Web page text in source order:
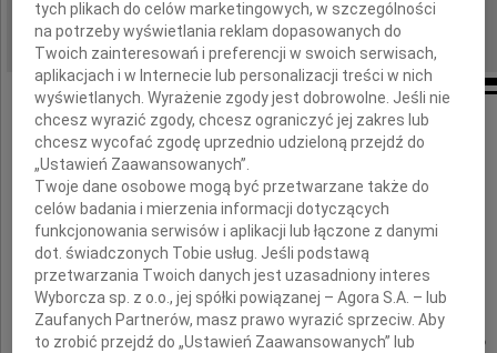
DATA EMISJI: 17.08.2016
Z głębokim smutkiem i żalem
przyjęliśmy wiadomość o śmierci
Piotra Jani
Wojewody Zachodniopomorskiego
Zawsze stającego w obronie interesów całego
tych plikach do celów marketingowych, w szczególności
na potrzeby wyświetlania reklam dopasowanych do
Twoich zainteresowań i preferencji w swoich serwisach,
aplikacjach i w Internecie lub personalizacji treści w nich
wyświetlanych. Wyrażenie zgody jest dobrowolne. Jeśli nie
chcesz wyrazić zgody, chcesz ograniczyć jej zakres lub
chcesz wycofać zgodę uprzednio udzieloną przejdź do
„Ustawień Zaawansowanych”.
Twoje dane osobowe mogą być przetwarzane także do
celów badania i mierzenia informacji dotyczących
funkcjonowania serwisów i aplikacji lub łączone z danymi
dot. świadczonych Tobie usług. Jeśli podstawą
przetwarzania Twoich danych jest uzasadniony interes
Wyborcza sp. z o.o., jej spółki powiązanej – Agora S.A. – lub
Zaufanych Partnerów, masz prawo wyrazić sprzeciw. Aby
to zrobić przejdź do „Ustawień Zaawansowanych” lub